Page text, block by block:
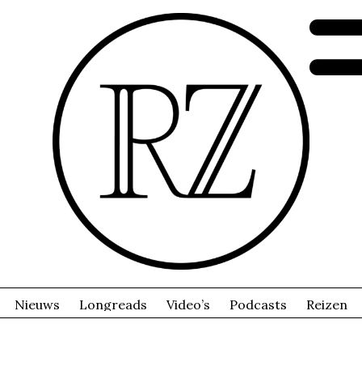
Nieuws Longreads Video’s Podcasts Reizen